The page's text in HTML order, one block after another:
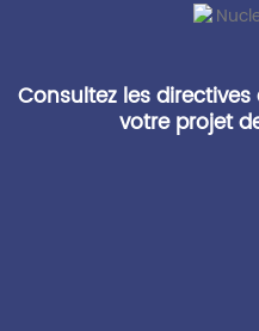
Consultez les
votre projet